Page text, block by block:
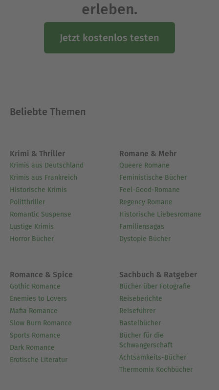
Schwimmen kam«, »Die Katze, die Applaus
bekam«, »Die Katze, die dem Truthahn lauschte«,
»Die Katze, die Bananen stahl«, »Die Katze, die
vom Himmel fiel«, »Die Katze, die Gedanken las«
erleben.
Jetzt kostenlos testen
Beliebte Themen
Krimi & Thriller
Krimis aus Deutschland
Krimis aus Frankreich
Historische Krimis
Politthriller
Romantic Suspense
Lustige Krimis
Horror Bücher
Romane & Mehr
Queere Romane
Feministische Bücher
Feel-Good-Romane
Regency Romane
Historische Liebesromane
Familiensagas
Dystopie Bücher
Romance & Spice
Gothic Romance
Enemies to Lovers
Mafia Romance
Slow Burn Romance
Sports Romance
Dark Romance
Erotische Literatur
Sachbuch & Ratgeber
Bücher über Fotografie
Reiseberichte
Reiseführer
Bastelbücher
Bücher für die
Schwangerschaft
Achtsamkeits-Bücher
Thermomix Kochbücher